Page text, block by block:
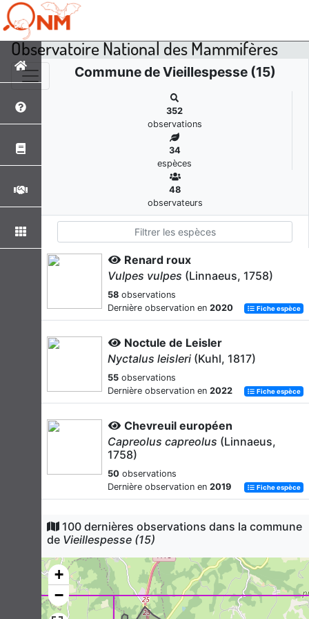
Observatoire National des Mammifères
Commune de Vieillespesse (15)
352
observations
34
espèces
48
observateurs
Renard roux
Vulpes vulpes (Linnaeus, 1758)
58 observations
Dernière observation en 2020 Fiche espèce
Noctule de Leisler
Nyctalus leisleri (Kuhl, 1817)
55 observations
Dernière observation en 2022 Fiche espèce
Chevreuil européen
Capreolus capreolus (Linnaeus,
1758)
50 observations
Dernière observation en 2019 Fiche espèce
Lièvre d'Europe
Lepus europaeus
33observations
Dernière observation en2021 Fiche espèce
Pipistrelle commune
100 dernières observations dans la commune
de Vieillespesse (15)
+
−